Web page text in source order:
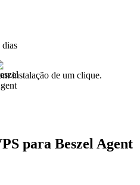
dias
para Beszel Agent